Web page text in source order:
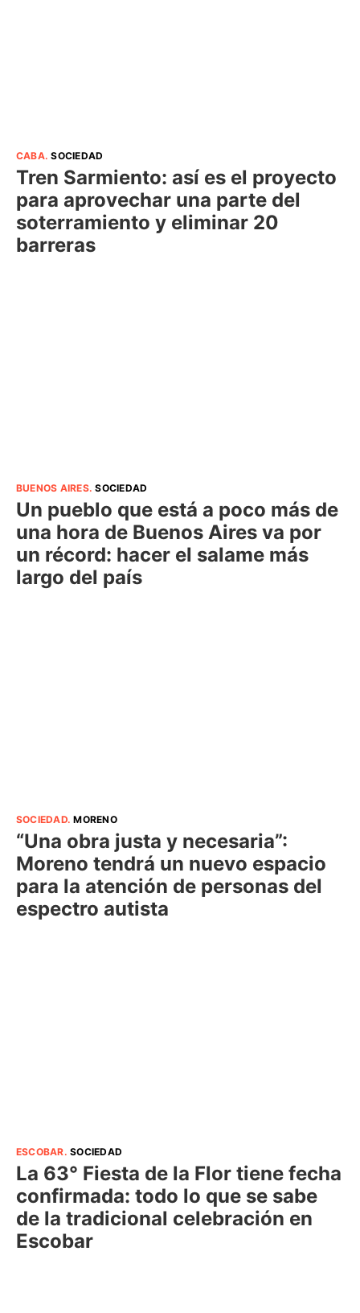
CABA.SOCIEDAD
Tren Sarmiento: así es el proyecto
para aprovechar una parte del
soterramiento y eliminar 20
barreras
BUENOS AIRES.SOCIEDAD
Un pueblo que está a poco más de
una hora de Buenos Aires va por
un récord: hacer el salame más
largo del país
SOCIEDAD.MORENO
“Una obra justa y necesaria”:
Moreno tendrá un nuevo espacio
para la atención de personas del
espectro autista
ESCOBAR.SOCIEDAD
La 63° Fiesta de la Flor tiene fecha
confirmada: todo lo que se sabe
de la tradicional celebración en
Escobar